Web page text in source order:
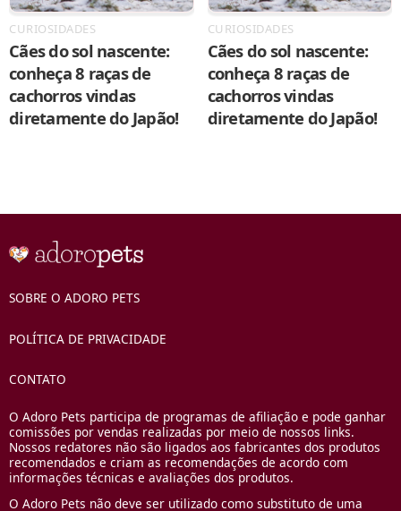
CURIOSIDADES
Cães do sol nascente:
conheça 8 raças de
cachorros vindas
diretamente do Japão!
CURIOSIDADES
Cães do sol nascente:
conheça 8 raças de
cachorros vindas
diretamente do Japão!
SOBRE O ADORO PETS
POLÍTICA DE PRIVACIDADE
CONTATO
O Adoro Pets participa de programas de afiliação e pode ganhar
comissões por vendas realizadas por meio de nossos links.
Nossos redatores não são ligados aos fabricantes dos produtos
recomendados e criam as recomendações de acordo com
informações técnicas e avaliações dos produtos.
O Adoro Pets não deve ser utilizado como substituto de uma